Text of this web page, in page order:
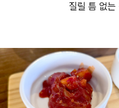
질릴 틈 없